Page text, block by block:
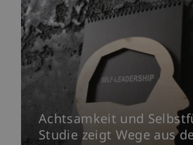
Achtsamkeit und
Studie zeigt Wege aus